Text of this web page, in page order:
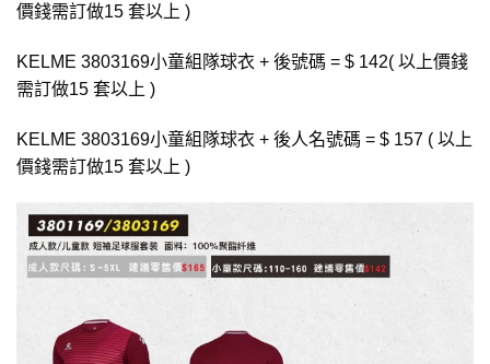
價錢需訂做15 套以上 )
KELME 3803169小童組隊球衣 + 後號碼 = $ 142( 以上價錢
需訂做15 套以上 )
KELME 3803169小童組隊球衣 + 後人名號碼 = $ 157 ( 以上
價錢需訂做15 套以上 )